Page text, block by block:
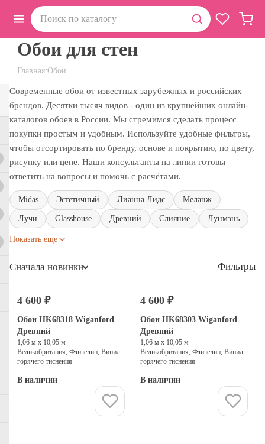
Главная›Обои
Обои для стен
Современные обои от известных зарубежных и российских
брендов. Десятки тысяч видов - один из крупнейших онлайн-
каталогов обоев в России. Мы стремимся сделать процесс
покупки простым и удобным. Используйте удобные фильтры,
чтобы отсортировать по бренду, основе и покрытию, по цвету,
рисунку или цене. Наши консультанты на линии готовы
ответить на вопросы и помочь с расчётами.
Midas Эстетичный Лианна Лидс Меланж
Лучи Glasshouse Древний Слияние Лунмэнь
Показать еще
Сначала новинки Фильтры
4 600 ₽
Обои HK68318 Wiganford
Древний
1,06 м х 10,05 м
Великобритания, Флизелин, Винил
горячего тиснения
В наличии
4 600 ₽
Обои HK68303 Wiganford
Древний
1,06 м х 10,05 м
Великобритания, Флизелин, Винил
горячего тиснения
В наличии